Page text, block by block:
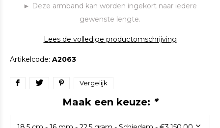
► Deze armband kan worden ingekort naar iedere
gewenste lengte.
Lees de volledige productomschrijving
Artikelcode: A2063
Vergelijk
Maak een keuze: *